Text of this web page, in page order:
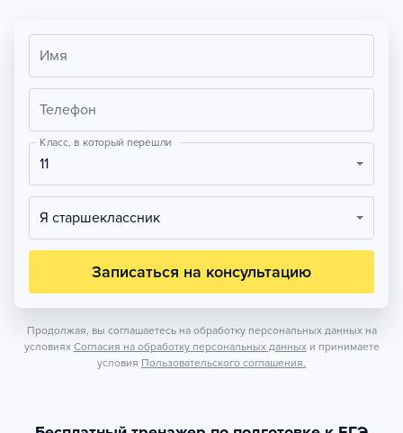
Имя
Телефон
Класс, в который перешли
11
Я старшеклассник
Записаться на консультацию
Продолжая, вы соглашаетесь на обработку персональных данных на
условиях Согласия на обработку персональных данных и принимаете
условия Пользовательского соглашения.